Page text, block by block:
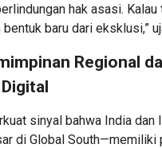
hak asasi. Kalau
baru dari eksklusi,”
Regional
sinyal bahwa India dan
di Global South—memiliki